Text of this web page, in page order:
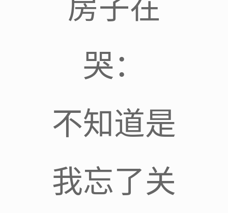
房子在
哭：
不知道是
我忘了关